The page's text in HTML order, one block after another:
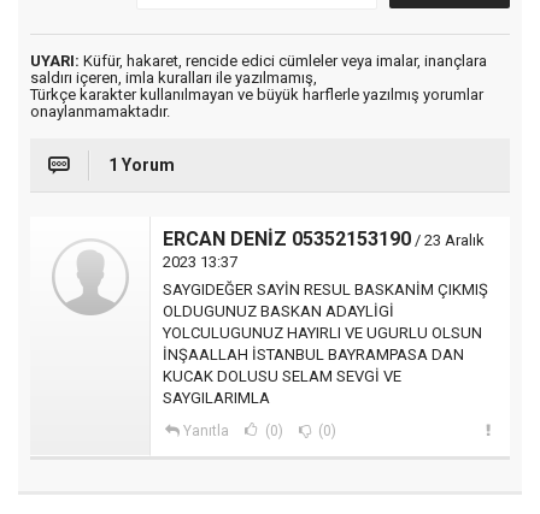
UYARI: Küfür, hakaret, rencide edici cümleler veya imalar, inançlara
saldırı içeren, imla kuralları ile yazılmamış,
Türkçe karakter kullanılmayan ve büyük harflerle yazılmış yorumlar
onaylanmamaktadır.
1 Yorum
ERCAN DENİZ 05352153190 / 23 Aralık
2023 13:37
SAYGIDEĞER SAYİN RESUL BASKANİM ÇIKMIŞ
OLDUGUNUZ BASKAN ADAYLİGİ
YOLCULUGUNUZ HAYIRLI VE UGURLU OLSUN
İNŞAALLAH İSTANBUL BAYRAMPASA DAN
KUCAK DOLUSU SELAM SEVGİ VE
SAYGILARIMLA
Yanıtla (0) (0)